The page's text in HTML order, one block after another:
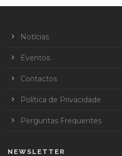
Notícias
Eventos
Contactos
Política de Privacidade
Perguntas Frequentes
NEWSLETTER